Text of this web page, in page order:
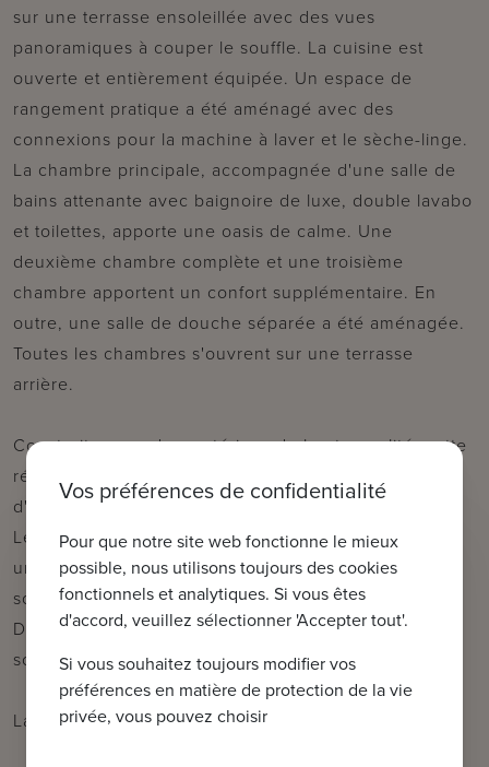
sur une terrasse ensoleillée avec des vues
panoramiques à couper le souffle. La cuisine est
ouverte et entièrement équipée. Un espace de
rangement pratique a été aménagé avec des
connexions pour la machine à laver et le sèche-linge.
La chambre principale, accompagnée d'une salle de
bains attenante avec baignoire de luxe, double lavabo
et toilettes, apporte une oasis de calme. Une
deuxième chambre complète et une troisième
chambre apportent un confort supplémentaire. En
outre, une salle de douche séparée a été aménagée.
Toutes les chambres s'ouvrent sur une terrasse
arrière.
Construite avec des matériaux de haute qualité, cette
résidence fait preuve d'une finition supérieure et
d'une attention particulière aux détails.
Les acheteurs intéressés ont la possibilité d'acquérir
une place de parking dans le bâtiment, ainsi qu'un
sous-sol et un abri à vélos.
Des plans complets et un cahier des charges détaillé
sont disponibles au bureau.
La fin des travaux est prévue pour l'été 2025.
Vos préférences de confidentialité
Pour que notre site web fonctionne le mieux
possible, nous utilisons toujours des cookies
fonctionnels et analytiques. Si vous êtes
d'accord, veuillez sélectionner 'Accepter tout'.
Si vous souhaitez toujours modifier vos
préférences en matière de protection de la vie
privée, vous pouvez choisir